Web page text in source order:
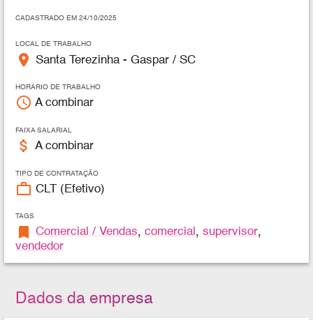
CADASTRADO EM 24/10/2025
LOCAL DE TRABALHO
place Santa Terezinha - Gaspar / SC
HORÁRIO DE TRABALHO
access_time A combinar
FAIXA SALARIAL
attach_money A combinar
TIPO DE CONTRATAÇÃO
work_outline CLT (Efetivo)
TAGS
bookmark Comercial / Vendas,comercial ,supervisor,
vendedor
Dados da empresa